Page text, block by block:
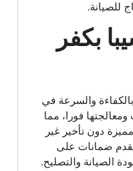
للصيانة.
بكفر
والسرعة في
فورا، مما
دون تأخير غير
ضمانات على
الصيانة والتصليح.